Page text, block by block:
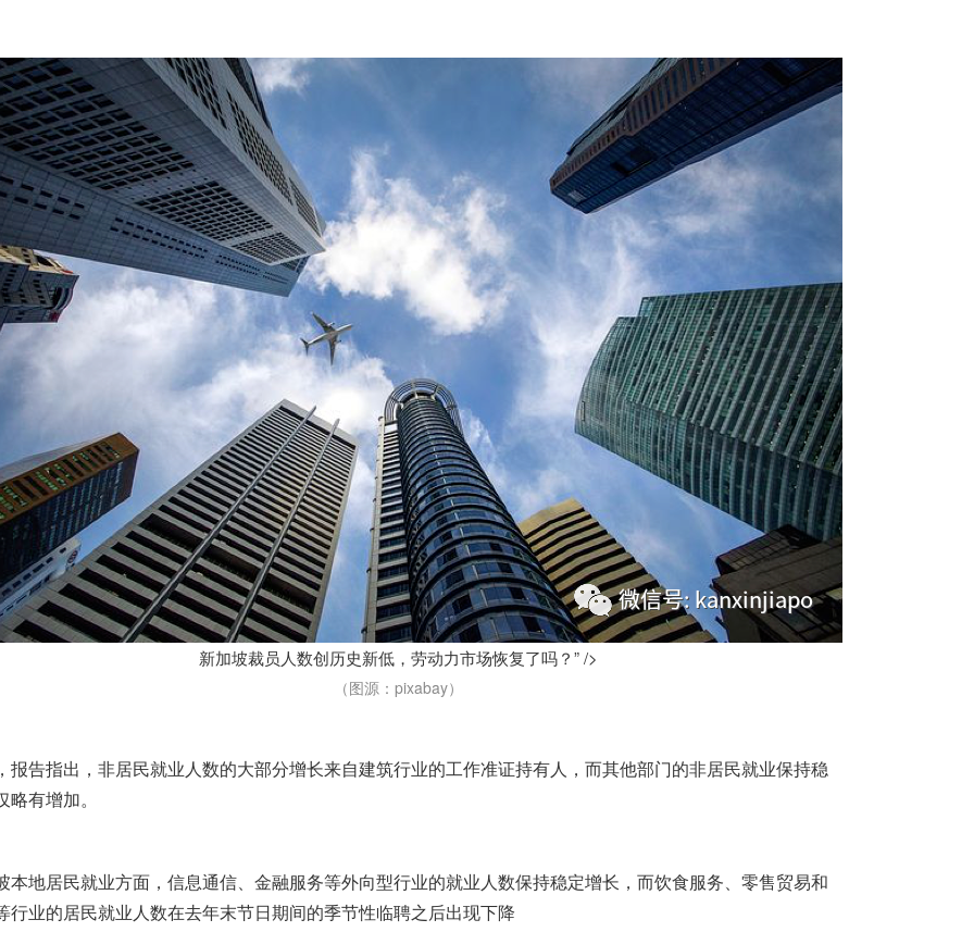
新加坡裁员人数创历史新低，劳动力市场恢复了吗？” />
（图源：pixabay）
报告指出，非居民就业人数的大部分增长来自建筑行业的工作准证持有人，而其他部门的非居民就业保持稳
略有增加。
本地居民就业方面，信息通信、金融服务等外向型行业的就业人数保持稳定增长，而饮食服务、零售贸易和
行业的居民就业人数在去年末节日期间的季节性临聘之后出现下降